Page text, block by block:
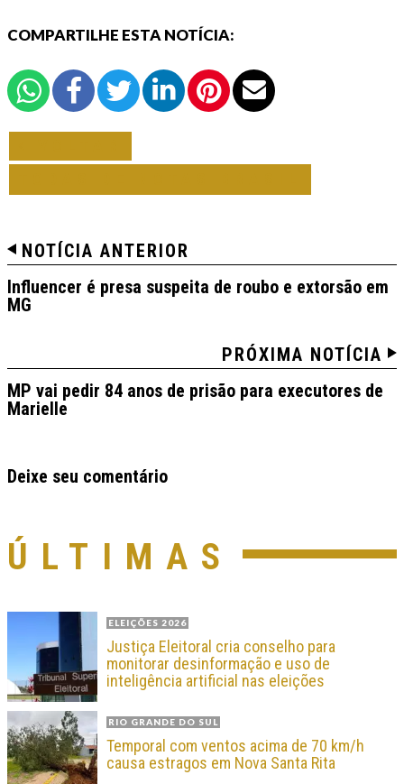
COMPARTILHE ESTA NOTÍCIA:
NOTÍCIA ANTERIOR
Influencer é presa suspeita de roubo e extorsão em
MG
PRÓXIMA NOTÍCIA
MP vai pedir 84 anos de prisão para executores de
Marielle
Deixe seu comentário
ÚLTIMAS
ELEIÇÕES 2026
Justiça Eleitoral cria conselho para
monitorar desinformação e uso de
inteligência artificial nas eleições
RIO GRANDE DO SUL
Temporal com ventos acima de 70 km/h
causa estragos em Nova Santa Rita